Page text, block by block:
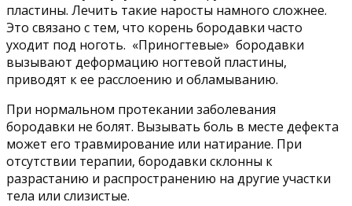
пластины. Лечить такие наросты намного сложнее.
Это связано с тем, что корень бородавки часто
уходит под ноготь. «Приногтевые» бородавки
вызывают деформацию ногтевой пластины,
приводят к ее расслоению и обламыванию.
При нормальном протекании заболевания
бородавки не болят. Вызывать боль в месте дефекта
может его травмирование или натирание. При
отсутствии терапии, бородавки склонны к
разрастанию и распространению на другие участки
тела или слизистые.